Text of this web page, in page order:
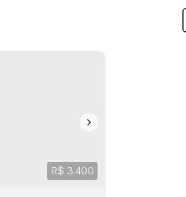
R$ 3.400